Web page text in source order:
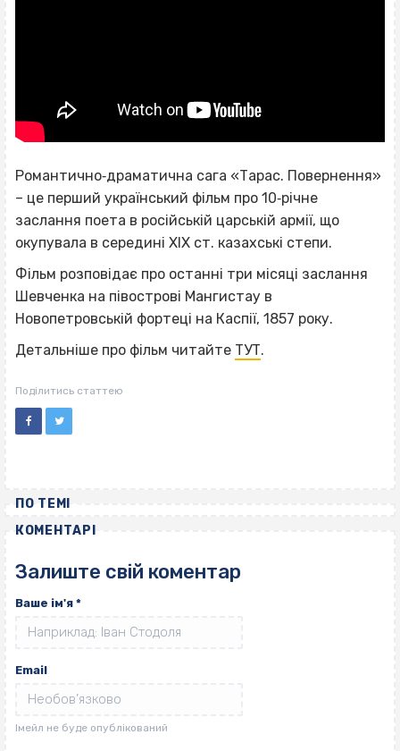
Романтично‐драматична сага «Тарас. Повернення»
– це перший український фільм про 10‐річне
заслання поета в російській царській армії, що
окупувала в середині ХІХ ст. казахські степи.
Фільм розповідає про останні три місяці заслання
Шевченка на півострові Мангистау в
Новопетровській фортеці на Каспії, 1857 року.
Детальніше про фільм читайте ТУТ.
Поділитись статтею
ПО ТЕМІ
КОМЕНТАРІ
Залиште свій коментар
Ваше ім'я *
Email